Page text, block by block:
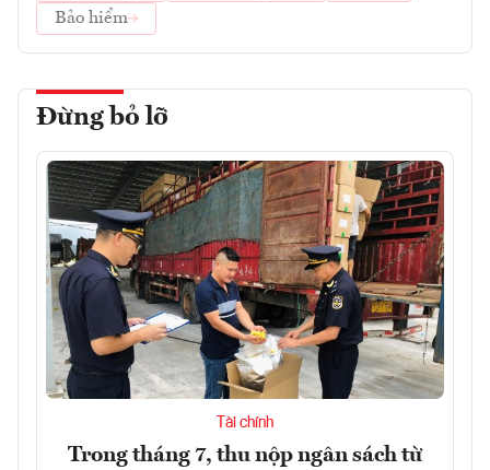
Bảo hiểm
Đừng bỏ lỡ
Tài chính
Trong tháng 7, thu nộp ngân sách từ